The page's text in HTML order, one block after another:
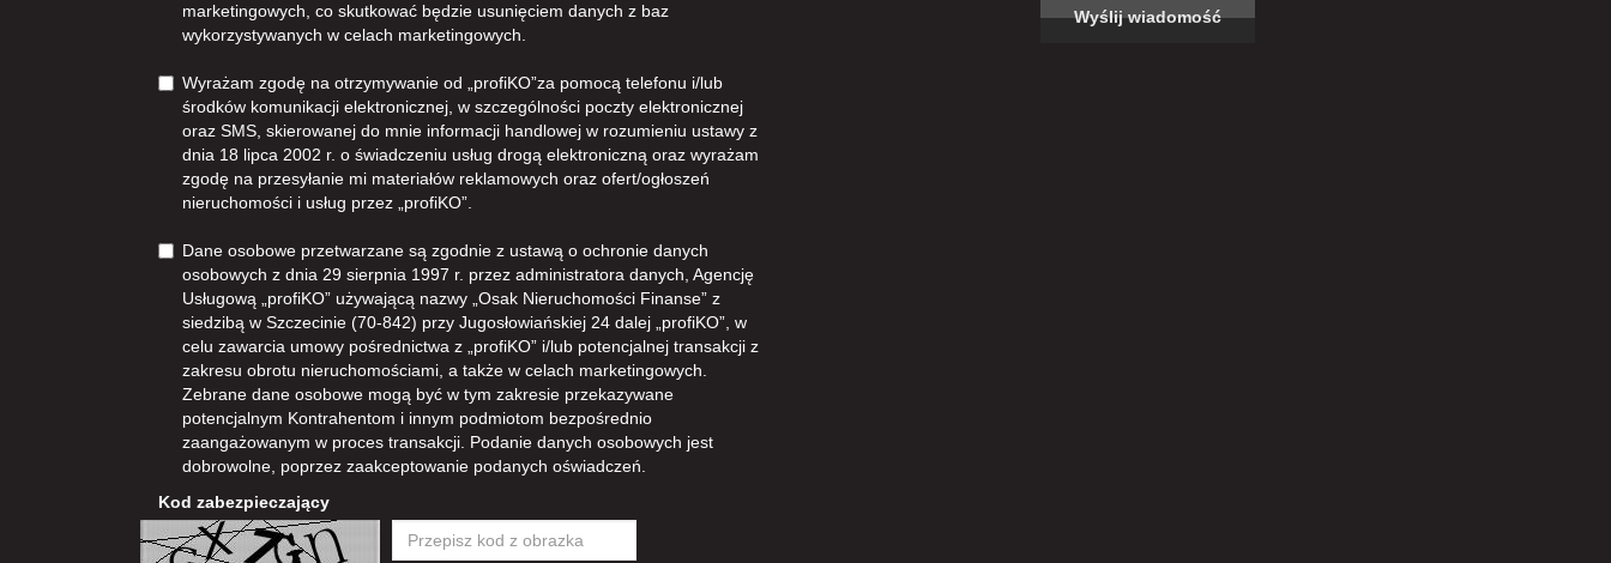
marketingowych, co skutkować będzie usunięciem danych z baz
wykorzystywanych w celach marketingowych.
Wyrażam zgodę na otrzymywanie od „profiKO”za pomocą telefonu i/lub
środków komunikacji elektronicznej, w szczególności poczty elektronicznej
oraz SMS, skierowanej do mnie informacji handlowej w rozumieniu ustawy z
dnia 18 lipca 2002 r. o świadczeniu usług drogą elektroniczną oraz wyrażam
zgodę na przesyłanie mi materiałów reklamowych oraz ofert/ogłoszeń
nieruchomości i usług przez „profiKO”.
Dane osobowe przetwarzane są zgodnie z ustawą o ochronie danych
osobowych z dnia 29 sierpnia 1997 r. przez administratora danych, Agencję
Usługową „profiKO” używającą nazwy „Osak Nieruchomości Finanse” z
siedzibą w Szczecinie (70-842) przy Jugosłowiańskiej 24 dalej „profiKO”, w
celu zawarcia umowy pośrednictwa z „profiKO” i/lub potencjalnej transakcji z
zakresu obrotu nieruchomościami, a także w celach marketingowych.
Zebrane dane osobowe mogą być w tym zakresie przekazywane
potencjalnym Kontrahentom i innym podmiotom bezpośrednio
zaangażowanym w proces transakcji. Podanie danych osobowych jest
dobrowolne, poprzez zaakceptowanie podanych oświadczeń.
Kod zabezpieczający